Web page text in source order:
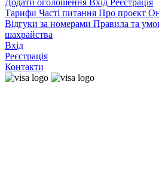
Додати оголошення Вхід Реєстрація
Тарифи Часті питання Про проєкт
Відгуки за номерами Правила та
шахрайства
Вхід
Реєстрація
Контакти